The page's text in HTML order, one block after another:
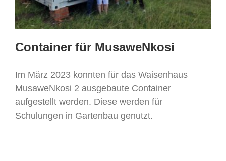
Container für MusaweNkosi
Im März 2023 konnten für das Waisenhaus
MusaweNkosi 2 ausgebaute Container
aufgestellt werden. Diese werden für
Schulungen in Gartenbau genutzt.